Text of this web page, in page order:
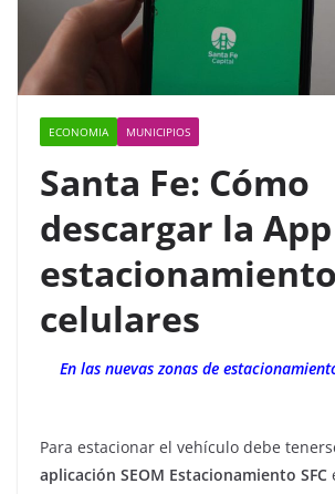
ECONOMIA MUNICIPIOS
Santa Fe: Cómo
descargar la
celulares
En las nuevas zonas de
Para estacionar el vehículo debe
aplicación SEOM Estacionamiento SFC